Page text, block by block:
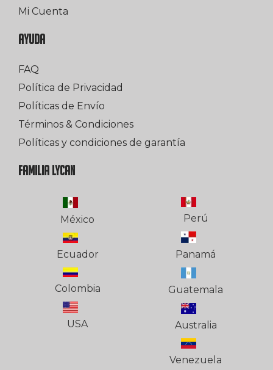
Mi Cuenta
AYUDA
FAQ
Política de Privacidad
Políticas de Envío
Términos & Condiciones
Políticas y condiciones de garantía
FAMILIA LYCAN
México
Ecuador
Colombia
USA
Perú
Panamá
Guatemala
Australia
Venezuela